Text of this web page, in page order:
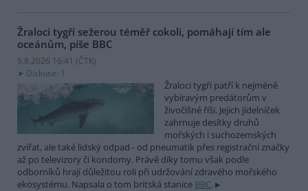
Žraloci tygří sežerou téměř cokoli, pomáhají tím ale
oceánům, píše BBC
9.8.2026 16:41 (ČTK)
Diskuse: 1
Žraloci tygří patří k nejméně
vybíravým predátorům v
živočišné říši. Jejich jídelníček
zahrnuje desítky druhů
mořských i suchozemských
zvířat, ale také lidský odpad - od pneumatik přes registrační značky
až po televizory či kondomy. Právě díky tomu však podle
odborníků hrají důležitou roli při udržování zdravého mořského
ekosystému. Napsala o tom britská stanice BBC.